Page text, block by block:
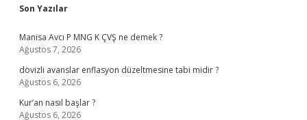
Sidebar
Son Yazılar
Manisa Avcı P MNG K ÇVŞ ne demek ?
Ağustos 7, 2026
dövizli avanslar enflasyon düzeltmesine tabi midir ?
Ağustos 6, 2026
Kur’an nasıl başlar ?
Ağustos 6, 2026